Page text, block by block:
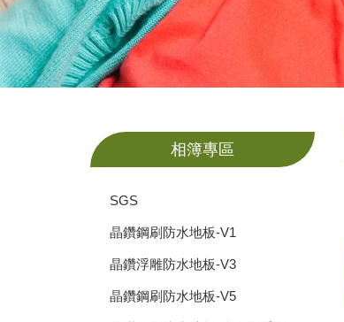
相簿專區
SGS
晶鑽鋼刷防水地板-V1
晶鑽浮雕防水地板-V3
晶鑽鋼刷防水地板-V5